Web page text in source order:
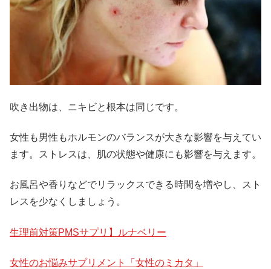
吹き出物は、ニキビと根本は同じです。
女性も男性もホルモンのバランスが大きな影響を与えてい
ます。ストレスは、肌の状態や健康にも影響を与えます。
お風呂や香りなどでリラックスできる時間を増やし、スト
レスを少なくしましょう。
生理前対策PMSサプリ】ルナベリー
女性のお悩みサプリメント「女性のミカタ」